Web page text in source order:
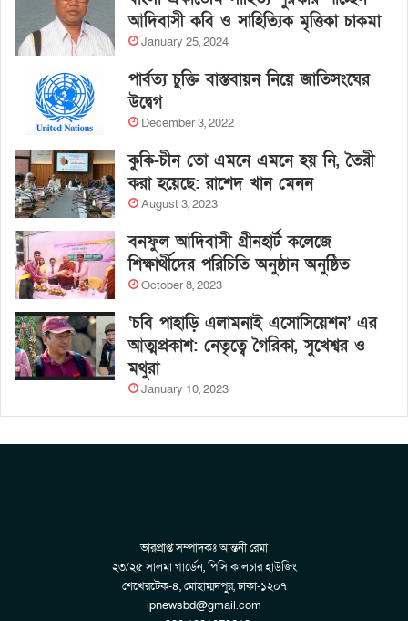
আদিবাসী কবি ও সাহিত্যিক মৃত্তিকা চাকমা
January 25, 2024
পার্বত্য চুক্তি বাস্তবায়ন নিয়ে জাতিসংঘের
উদ্বেগ
December 3, 2022
কুকি-চীন তো এমনে এমনে হয় নি, তৈরী
করা হয়েছে: রাশেদ খান মেনন
August 3, 2023
বনফুল আদিবাসী গ্রীনহার্ট কলেজে
শিক্ষার্থীদের পরিচিতি অনুষ্ঠান অনুষ্ঠিত
October 8, 2023
‘চবি পাহাড়ি এলামনাই এসোসিয়েশন’ এর
আত্মপ্রকাশ: নেতৃত্বে গৈরিকা, সুখেশ্বর ও
মথুরা
January 10, 2023
ভারপ্রাপ্ত সম্পাদকঃ আন্তনী রেমা
২৩/২৫ সালমা গার্ডেন, পিসি কালচার হাউজিং
শেখেরটেক-৪, মোহাম্মদপুর, ঢাকা-১২০৭
ipnewsbd@gmail.com